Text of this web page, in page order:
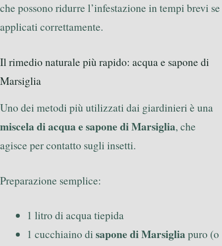
che possono ridurre l’infestazione in tempi brevi se
applicati correttamente.
Il rimedio naturale più rapido: acqua e sapone di
Marsiglia
Uno dei metodi più utilizzati dai giardinieri è una
miscela di acqua e sapone di Marsiglia, che
agisce per contatto sugli insetti.
Preparazione semplice:
1 litro di acqua tiepida
1 cucchiaino disapone di Marsigliapuro (o